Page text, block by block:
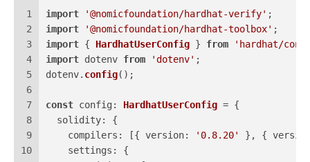
1
2
3
4
5
6
7
8
9
10
import '@nomicfoundation/hardhat-verify' ;
import
'@nomicfoundation/hardhat-toolbox' ;
import { HardhatUserConfig } from
'hardhat/
import dotenv from 'dotenv' ;
dotenv. config();
const config : HardhatUserConfig = {
solidity: {
compilers : [{ version: '0.8.20' }, {
settings : {